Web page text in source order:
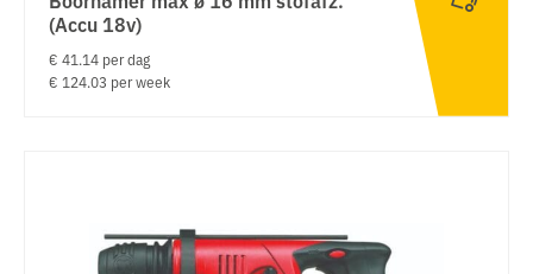
(Accu 18v)
€ 41.14 per dag
€ 124.03 per week